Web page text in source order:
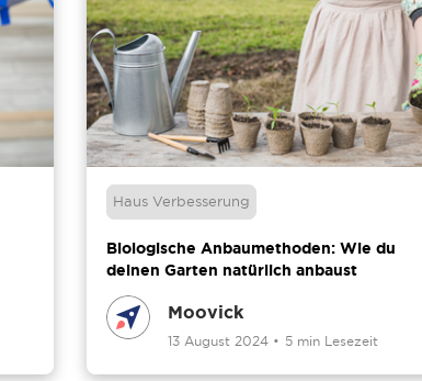
Haus Verbesserung
Biologische Anbaumethoden: Wie du
deinen Garten natürlich anbaust
Moovick
13 August 2024 • 5 min Lesezeit